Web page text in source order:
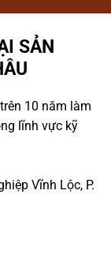
SẢN
10 năm làm
lĩnh vực kỹ
Vĩnh Lộc, P.